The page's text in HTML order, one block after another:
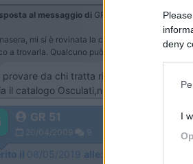
deny
I
al messaggio di GR 51 08/05/2019alle
mi si è rovinata la canalina di
a trovarla. Qualcuno può darmi una dritta per
provare da chi tratta ricambi per
il catalogo Osculati,nelle barche i vetri
GR 51
20/04/2009 9
il 08/05/2019 alle: